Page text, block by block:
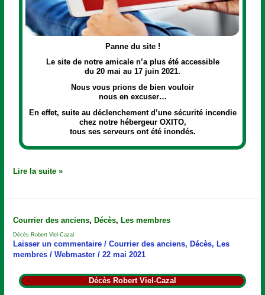
Panne du site !
Le site de notre amicale n’a plus été accessible
du 20 mai au 17 juin 2021.
Nous vous prions de bien vouloir
nous en excuser…
En effet, suite au déclenchement d’une sécurité incendie
chez notre hébergeur OXITO,
tous ses serveurs ont été inondés.
Lire la suite »
Courrier des anciens, Décès, Les membres
Décès Robert Viel-Cazal
Laisser un commentaire /Courrier des anciens, Décès, Les
membres /Webmaster/22 mai 2021
Décès Robert Viel-Cazal
Décès
Viel-
Cazal